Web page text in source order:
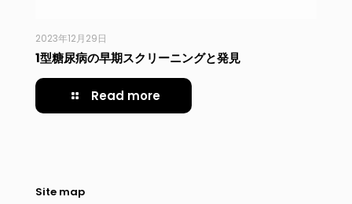
2023年12月29日
1型糖尿病の早期スクリーニングと発見
Read more
Site map